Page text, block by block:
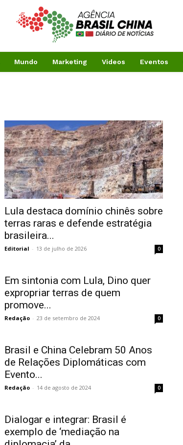
Mundo Marketing Videos Eventos
Lula destaca domínio chinês sobre
terras raras e defende estratégia
brasileira...
Editorial - 13 de julho de 2026 0
Em sintonia com Lula, Dino quer
expropriar terras de quem
promove...
Redação - 23 de setembro de 2024 0
Brasil e China Celebram 50 Anos
de Relações Diplomáticas com
Evento...
Redação - 14 de agosto de 2024 0
Dialogar e integrar: Brasil é
exemplo de ‘mediação na